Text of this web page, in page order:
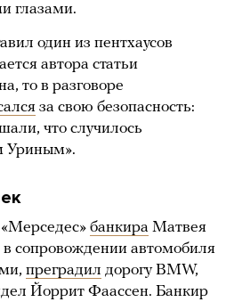
глазами.
один из пентхаусов
автора статьи
то в разговоре
за свою безопасность:
что случилось
Уриным».
банкира Матвея
сопровождении автомобиля
преградил дорогу BMW,
Йоррит Фаассен. Банкир